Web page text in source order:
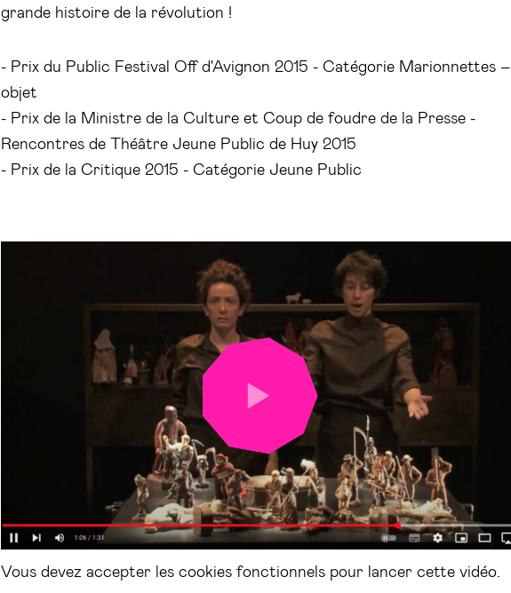
grande histoire de la révolution !
- Prix du Public Festival Off d'Avignon 2015 - Catégorie Marionnettes –
objet
- Prix de la Ministre de la Culture et Coup de foudre de la Presse -
Rencontres de Théâtre Jeune Public de Huy 2015
- Prix de la Critique 2015 - Catégorie Jeune Public
LANCER
Vous devez accepter les cookies fonctionnels pour lancer cette vidéo.